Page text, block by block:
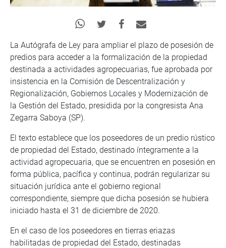
La Autógrafa de Ley para ampliar el plazo de posesión de
predios para acceder a la formalización de la propiedad
destinada a actividades agropecuarias, fue aprobada por
insistencia en la Comisión de Descentralización y
Regionalización, Gobiernos Locales y Modernización de
la Gestión del Estado, presidida por la congresista Ana
Zegarra Saboya (SP).
El texto establece que los poseedores de un predio rústico
de propiedad del Estado, destinado íntegramente a la
actividad agropecuaria, que se encuentren en posesión en
forma pública, pacífica y continua, podrán regularizar su
situación jurídica ante el gobierno regional
correspondiente, siempre que dicha posesión se hubiera
iniciado hasta el 31 de diciembre de 2020.
En el caso de los poseedores en tierras eriazas
habilitadas de propiedad del Estado, destinadas